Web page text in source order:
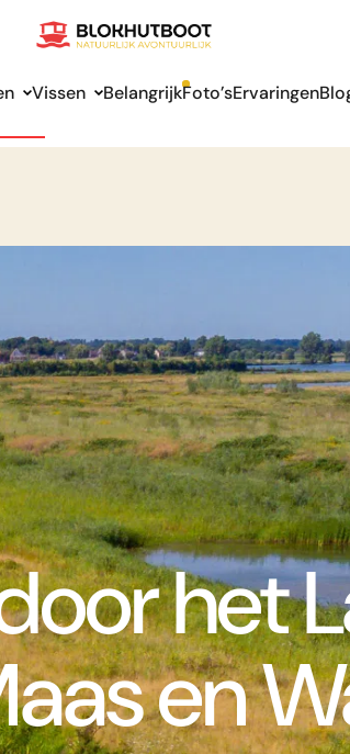
Vissen BelangrijkFoto’sErvaringen
het
en